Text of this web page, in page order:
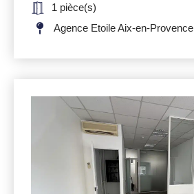
1 pièce(s)
Agence Etoile Aix-en-Provence